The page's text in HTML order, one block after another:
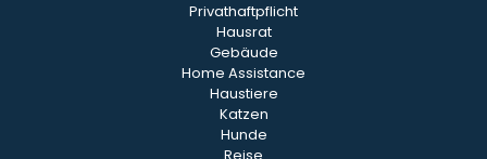
Privathaftpflicht
Hausrat
Gebäude
Home Assistance
Haustiere
Katzen
Hunde